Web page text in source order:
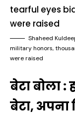
Shaheed
military honors,
were raised
बेटा बोला :
बेटा, अपना